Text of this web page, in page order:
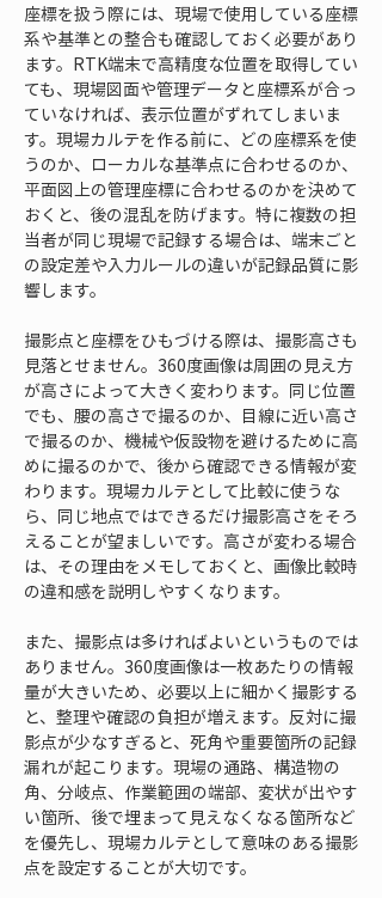
座標を扱う際には、現場で使用している座標
系や基準との整合も確認しておく必要があり
ます。RTK端末で高精度な位置を取得してい
ても、現場図面や管理データと座標系が合っ
ていなければ、表示位置がずれてしまいま
す。現場カルテを作る前に、どの座標系を使
うのか、ローカルな基準点に合わせるのか、
平面図上の管理座標に合わせるのかを決めて
おくと、後の混乱を防げます。特に複数の担
当者が同じ現場で記録する場合は、端末ごと
の設定差や入力ルールの違いが記録品質に影
響します。
撮影点と座標をひもづける際は、撮影高さも
見落とせません。360度画像は周囲の見え方
が高さによって大きく変わります。同じ位置
でも、腰の高さで撮るのか、目線に近い高さ
で撮るのか、機械や仮設物を避けるために高
めに撮るのかで、後から確認できる情報が変
わります。現場カルテとして比較に使うな
ら、同じ地点ではできるだけ撮影高さをそろ
えることが望ましいです。高さが変わる場合
は、その理由をメモしておくと、画像比較時
の違和感を説明しやすくなります。
また、撮影点は多ければよいというものでは
ありません。360度画像は一枚あたりの情報
量が大きいため、必要以上に細かく撮影する
と、整理や確認の負担が増えます。反対に撮
影点が少なすぎると、死角や重要箇所の記録
漏れが起こります。現場の通路、構造物の
角、分岐点、作業範囲の端部、変状が出やす
い箇所、後で埋まって見えなくなる箇所など
を優先し、現場カルテとして意味のある撮影
点を設定することが大切です。